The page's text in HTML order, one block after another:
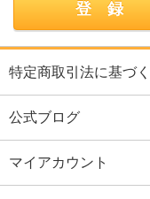
特定商取引法に基づ
公式ブログ
マイアカウント